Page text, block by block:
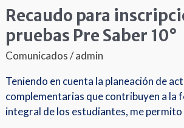
Recaudo para
pruebas Pre Saber 10°
Comunicados/admin
Teniendo en cuenta la planeación de
complementarias que contribuyen a la
integral de los estudiantes, me
Recaudo
inscripción
a
pruebas
Pre
Saber